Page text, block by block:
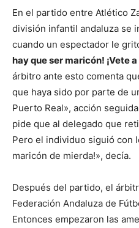
En el partido entre Atlético
división infantil andaluza se
cuando un espectador le
hay que ser maricón! ¡Vete
árbitro ante esto comenta
que haya sido por parte de
Puerto Real», acción
pide que al delegado que
Pero el individuo siguió con
maricón de mierda!», decía.
Después del partido, el
Federación Andaluza de
Entonces empezaron las